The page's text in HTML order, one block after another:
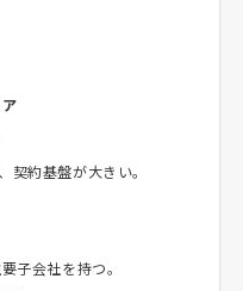
契約基盤が大きい。
子会社を持つ。